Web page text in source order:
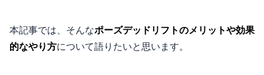
本記事では、そんなポーズデッドリフトのメリットや効果
的なやり方について語りたいと思います。